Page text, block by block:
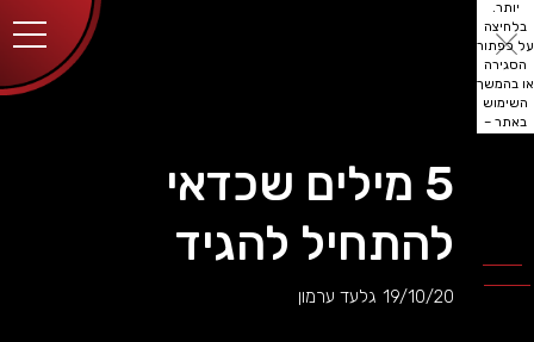
יותר.
בלחיצה
על כפתור
הסגירה
או בהמשך
השימוש
באתר –
5 מילים שכדאי
להתחיל להגיד
19/10/20 גלעד ערמון